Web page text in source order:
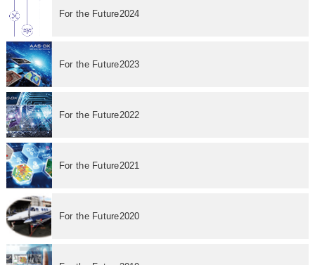
For the Future2024
For the Future2023
For the Future2022
For the Future2021
For the Future2020